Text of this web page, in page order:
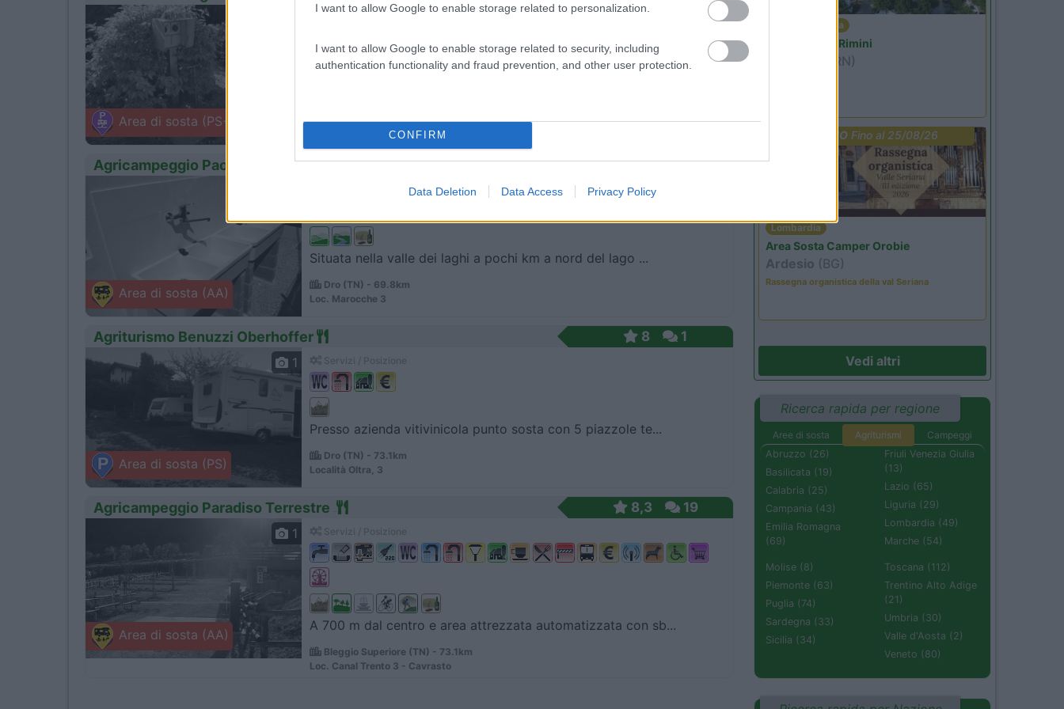
I want to allow Google to enable storage related to personalization.
I want to allow Google to enable storage related to security, including
authentication functionality and fraud prevention, and other user protection.
CONFIRM
Data Deletion Data Access Privacy Policy
Area di sosta (PS+CS)
Agricampeggio Paolino 7,5 2
Area di sosta (AA)
Situata nella valle dei laghi a pochi km a nord del lago ...
Dro (TN) - 69.8km
Loc. Marocche 3
Agriturismo Benuzzi Oberhoffer 8 1
Area di sosta (PS)
1
Presso azienda vitivinicola punto sosta con 5 piazzole te...
Dro (TN) - 73.1km
Località Oltra, 3
Agricampeggio Paradiso Terrestre 8,3 19
Area di sosta (AA)
1
A 700 m dal centro e area attrezzata automatizzata con sb...
Bleggio Superiore (TN) - 73.1km
Loc. Canal Trento 3 - Cavrasto
Emilia Romagna
Camper Park Rimini
(RN)
PROMO Fino al 25/08/26
Lombardia
Area Sosta Camper Orobie
Ardesio (BG)
Rassegna organistica della val Seriana
Vedi altri
Ricerca rapida per regione
Aree di sosta Agriturismi
Campeggi
Abruzzo (26)
Basilicata (19)
Calabria (25)
Campania (43)
Emilia Romagna
(69)
Friuli Venezia Giulia
(13)
Lazio (65)
Liguria (29)
Lombardia (49)
Marche (54)
Molise (8)
Piemonte (63)
Puglia (74)
Sardegna (33)
Sicilia (34)
Toscana (112)
Trentino Alto Adige
(21)
Umbria (30)
Valle d'Aosta (2)
Veneto (80)